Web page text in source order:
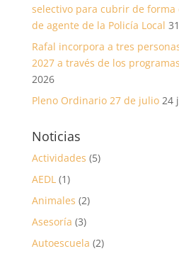
selectivo para cubrir de forma
de agente de la Policía Local
Rafal incorpora a tres
2027 a través de los
2026
Pleno Ordinario 27 de julio 24
Noticias
Actividades (5)
AEDL (1)
Animales (2)
Asesoría (3)
Autoescuela (2)